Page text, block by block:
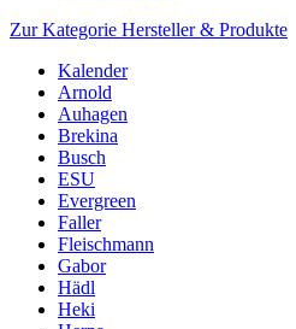
Zur Kategorie Hersteller & Produkte
Kalender
Arnold
Auhagen
Brekina
Busch
ESU
Evergreen
Faller
Fleischmann
Gabor
Hädl
Heki